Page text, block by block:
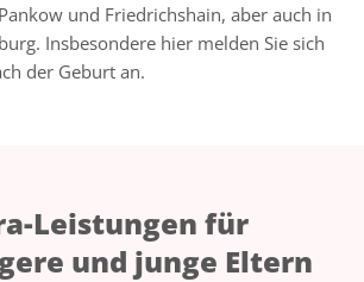
und Friedrichshain, aber auch in
Insbesondere hier melden Sie sich
der Geburt an.
Leistungen für
und junge Eltern